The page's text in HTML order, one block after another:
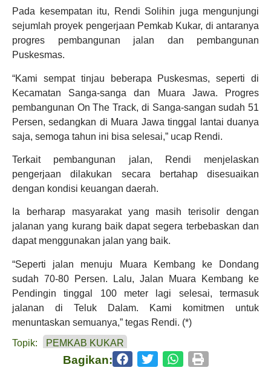
Pada kesempatan itu, Rendi Solihin juga mengunjungi
sejumlah proyek pengerjaan Pemkab Kukar, di antaranya
progres pembangunan jalan dan pembangunan
Puskesmas.
“Kami sempat tinjau beberapa Puskesmas, seperti di
Kecamatan Sanga-sanga dan Muara Jawa. Progres
pembangunan On The Track, di Sanga-sangan sudah 51
Persen, sedangkan di Muara Jawa tinggal lantai duanya
saja, semoga tahun ini bisa selesai,” ucap Rendi.
Terkait pembangunan jalan, Rendi menjelaskan
pengerjaan dilakukan secara bertahap disesuaikan
dengan kondisi keuangan daerah.
Ia berharap masyarakat yang masih terisolir dengan
jalanan yang kurang baik dapat segera terbebaskan dan
dapat menggunakan jalan yang baik.
“Seperti jalan menuju Muara Kembang ke Dondang
sudah 70-80 Persen. Lalu, Jalan Muara Kembang ke
Pendingin tinggal 100 meter lagi selesai, termasuk
jalanan di Teluk Dalam. Kami komitmen untuk
menuntaskan semuanya,” tegas Rendi. (*)
Topik: PEMKAB KUKAR
Bagikan: